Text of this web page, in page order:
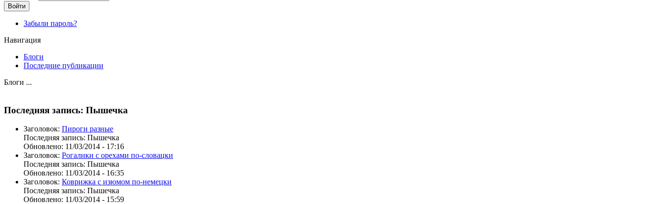
Забыли пароль?
Навигация
Блоги
Последние публикации
Блоги ...
Последняя запись: Пышечка
Заголовок: Пироги разные
Последняя запись: Пышечка
Обновлено: 11/03/2014 - 17:16
Заголовок: Рогалики с орехами по-словацки
Последняя запись: Пышечка
Обновлено: 11/03/2014 - 16:35
Заголовок: Коврижка с изюмом по-немецки
Последняя запись: Пышечка
Обновлено: 11/03/2014 - 15:59